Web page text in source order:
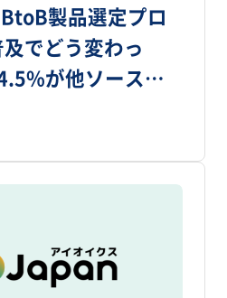
製品選定プロ
でどう変わっ
が他ソースも